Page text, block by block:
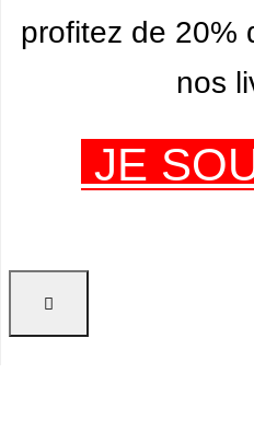
profitez de 20%
nos
JE